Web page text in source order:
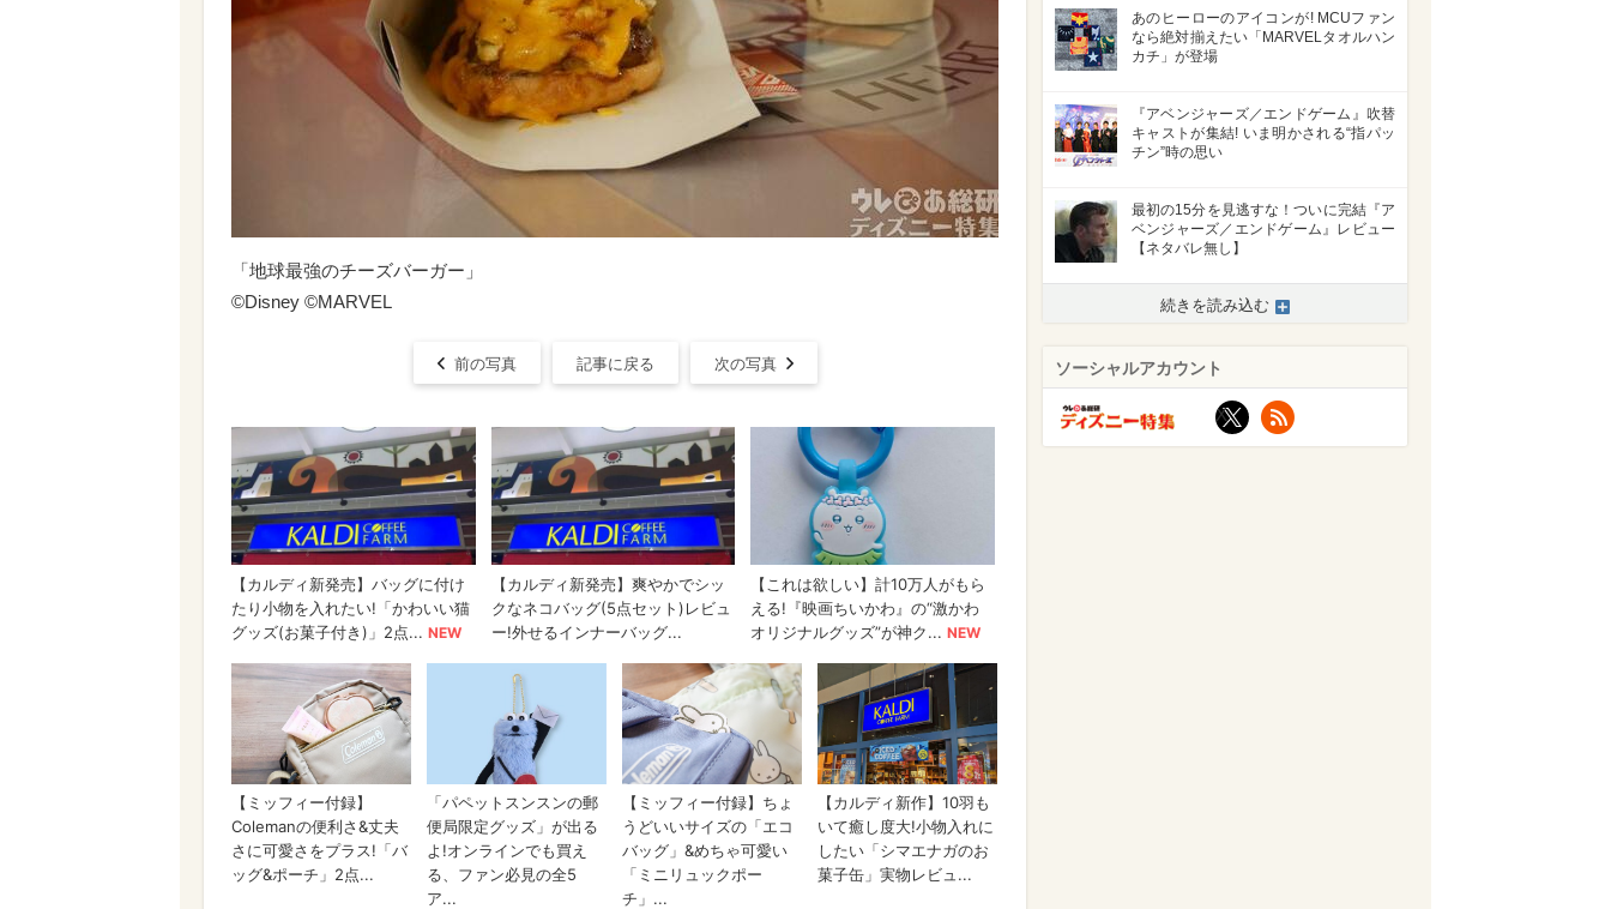
「地球最強のチーズバーガー」
©Disney ©MARVEL
前の写真 記事に戻る 次の写真
あのヒーローのアイコンが! MCUファン
なら絶対揃えたい「MARVELタオルハン
カチ」が登場
『アベンジャーズ／エンドゲーム』吹替
キャストが集結! いま明かされる“指パッ
チン”時の思い
最初の15分を見逃すな！ついに完結『ア
ベンジャーズ／エンドゲーム』レビュー
【ネタバレ無し】
続きを読み込む
ソーシャルアカウント
X